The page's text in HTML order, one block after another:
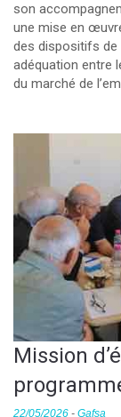
son
une mise en
des dispositifs
adéquation entre
du marché de
Mission
22/05/2026 - Gafsa